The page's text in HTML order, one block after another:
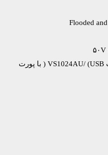
• پورت VS1024A : USB (بدون پورت USB) /VS1024AU ( با پورت